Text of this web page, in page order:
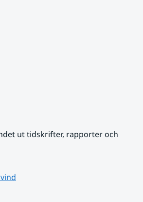
ut tidskrifter, rapporter och